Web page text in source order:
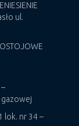
ul.
lok. nr 34 –